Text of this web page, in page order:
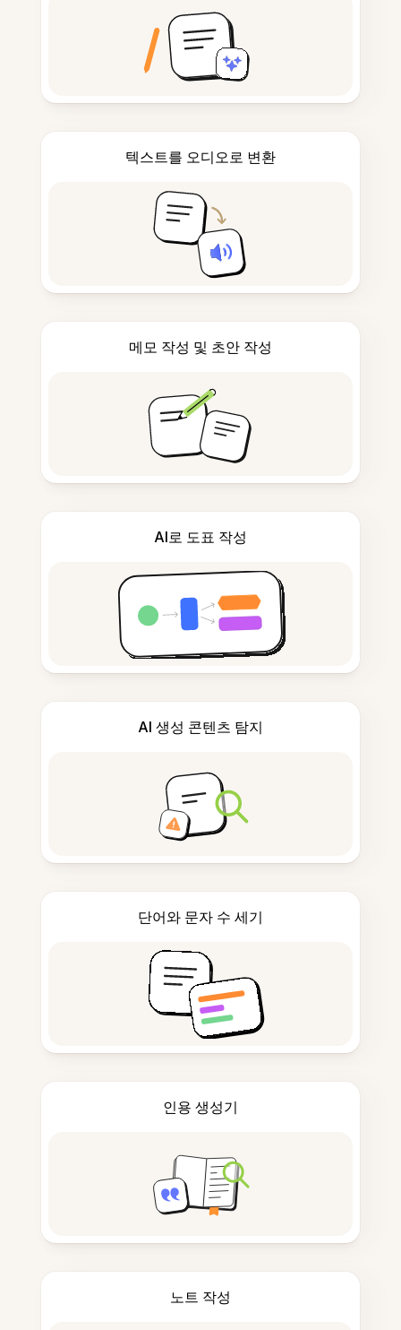
텍스트를 오디오로 변환
메모 작성 및 초안 작성
AI로 도표 작성
AI 생성 콘텐츠 탐지
단어와 문자 수 세기
인용 생성기
노트 작성